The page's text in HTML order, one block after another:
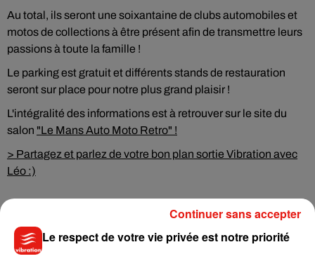
Au total, ils seront une soixantaine de clubs automobiles et
motos de collections à être présent afin de transmettre leurs
passions à toute la famille !
Le parking est gratuit et différents stands de restauration
seront sur place pour notre plus grand plaisir !
L'intégralité des informations est à retrouver sur le site du
salon "Le Mans Auto Moto Retro" !
> Partagez et parlez de votre bon plan sortie Vibration avec
Léo :)
MusiqueLe respect de votre vie privée est notre priorité
Continuer sans accepter